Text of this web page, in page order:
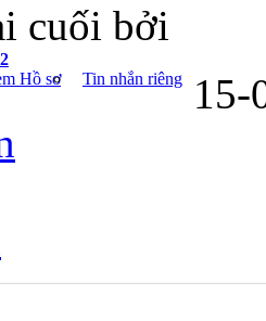
cuối bởi
Hồ sơ
Tin nhắn riêng